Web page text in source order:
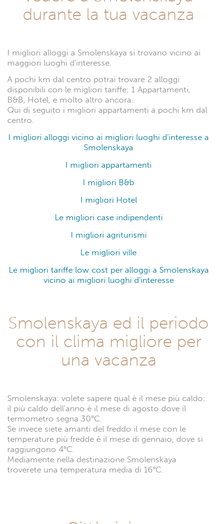
durante la tua vacanza
I migliori alloggi a Smolenskaya si trovano vicino ai
maggiori luoghi d'interesse.
A pochi km dal centro potrai trovare 2 alloggi
disponibili con le migliori tariffe: 1 Appartamenti,
B&B, Hotel, e molto altro ancora.
Qui di seguito i migliori appartamenti a pochi km dal
centro.
I migliori alloggi vicino ai migliori luoghi d'interesse a
Smolenskaya
I migliori appartamenti
I migliori B&b
I migliori Hotel
Le migliori case indipendenti
I migliori agriturismi
Le migliori ville
Le migliori tariffe low cost per alloggi a Smolenskaya
vicino ai migliori luoghi d'interesse
Smolenskaya ed il periodo
con il clima migliore per
una vacanza
Smolenskaya: volete sapere qual è il mese più caldo:
il più caldo dell'anno è il mese di agosto dove il
termometro segna 30°C.
Se invece siete amanti del freddo il mese con le
temperature più fredde è il mese di gennaio, dove si
raggiungono 4°C.
Mediamente nella destinazione Smolenskaya
troverete una temperatura media di 16°C.